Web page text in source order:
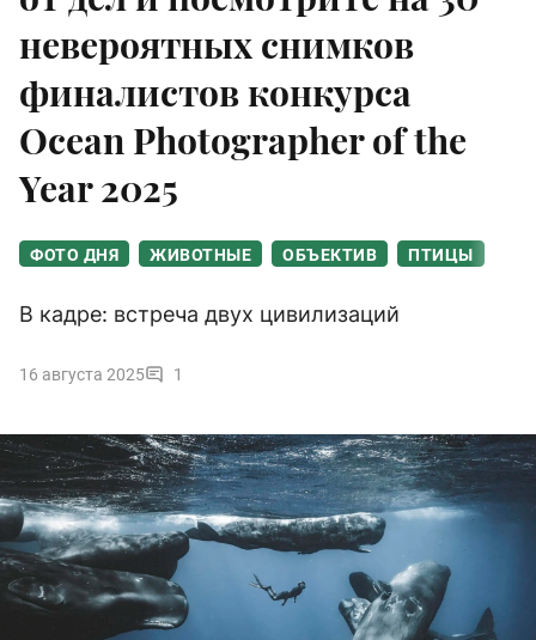
невероятных снимков
финалистов конкурса
Ocean Photographer of the
Year 2025
ФОТО ДНЯ ЖИВОТНЫЕ ОБЪЕКТИВ ПТИЦЫ
В кадре: встреча двух цивилизаций
16 августа 2025 1